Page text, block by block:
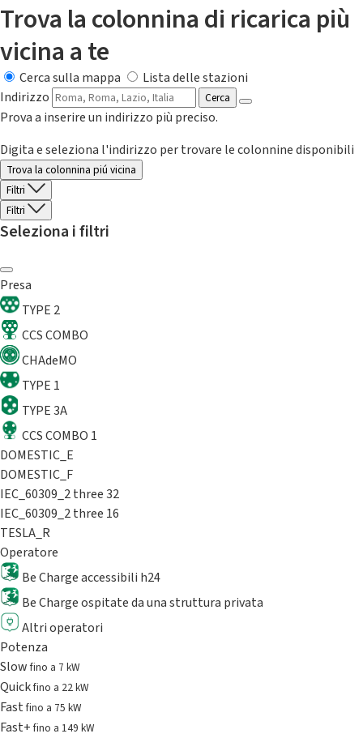
Trova la colonnina di ricarica più
vicina a te
Cerca sulla mappa
Lista delle stazioni
Indirizzo
Cerca
Prova a inserire un indirizzo più preciso.
Digita e seleziona l'indirizzo per trovare le colonnine disponibili
Trova la colonnina piú vicina
Filtri
Filtri
Seleziona i filtri
Presa
TYPE 2
CCS COMBO
CHAdeMO
TYPE 1
TYPE 3A
CCS COMBO 1
DOMESTIC_E
DOMESTIC_F
IEC_60309_2 three 32
IEC_60309_2 three 16
TESLA_R
Operatore
Be Charge accessibili h24
Be Charge ospitate da una struttura privata
Altri operatori
Potenza
Slowfino a 7 kW
Quickfino a 22 kW
Fastfino a 75 kW
Fast+fino a 149 kW